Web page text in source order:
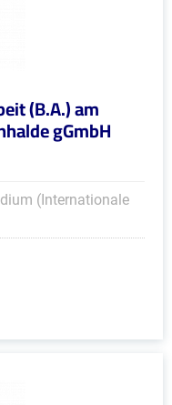
(B.A.) am
gGmbH
(Internationale